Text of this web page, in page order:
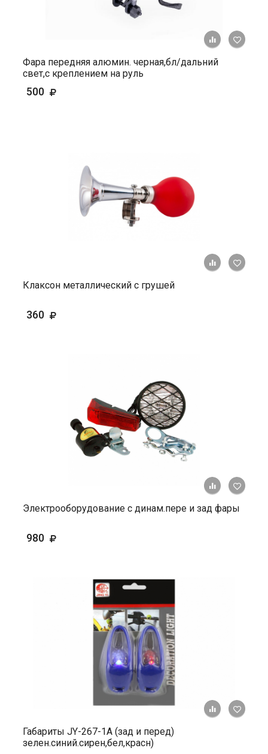
+ К
Фара передняя алюмин. черная,бл/дальний
свет,с креплением на руль
500
+ К
Клаксон металлический с грушей
360
+ К
Электрооборудование с динам.пере и зад фары
980
+ К
Габариты JY-267-1A (зад и перед)
зелен.синий.сирен,бел,красн)